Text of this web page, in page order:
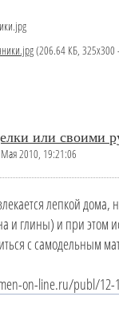
(206.64 КБ, 325x300
или своими
2010, 19:21:06
лепкой дома,
и глины) и при этом
с самодельным
on-line.ru/publ/12-